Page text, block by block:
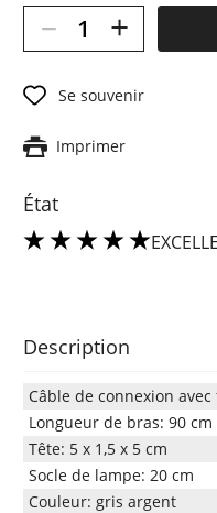
– +
Se souvenir
Imprimer
État
Description
Câble de connexion avec
Longueur de bras: 90 cm
Tête: 5 x 1,5 x 5 cm
Socle de lampe: 20 cm
Couleur: gris argent